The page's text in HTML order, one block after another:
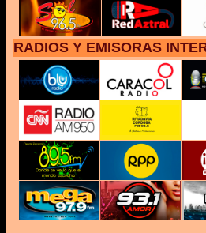
RADIOS Y EMISORAS